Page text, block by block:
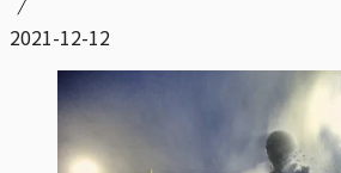
2021-12-12